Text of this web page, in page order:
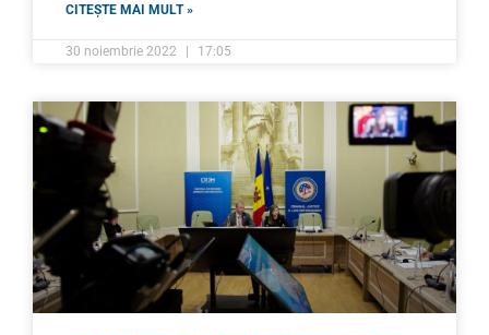
CITEȘTE MAI MULT »
30 noiembrie 2022 17:05